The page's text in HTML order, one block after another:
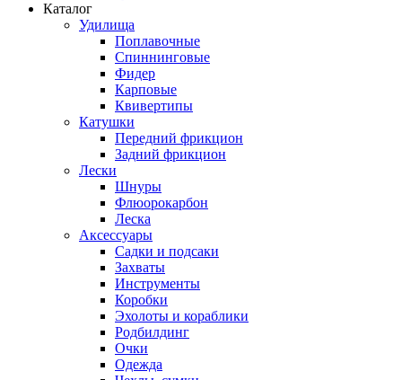
Каталог
Удилища
Поплавочные
Спиннинговые
Фидер
Карповые
Квивертипы
Катушки
Передний фрикцион
Задний фрикцион
Лески
Шнуры
Флюорокарбон
Леска
Аксессуары
Садки и подсаки
Захваты
Инструменты
Коробки
Эхолоты и кораблики
Родбилдинг
Очки
Одежда